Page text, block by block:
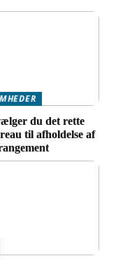
du det rette
til afholdelse af